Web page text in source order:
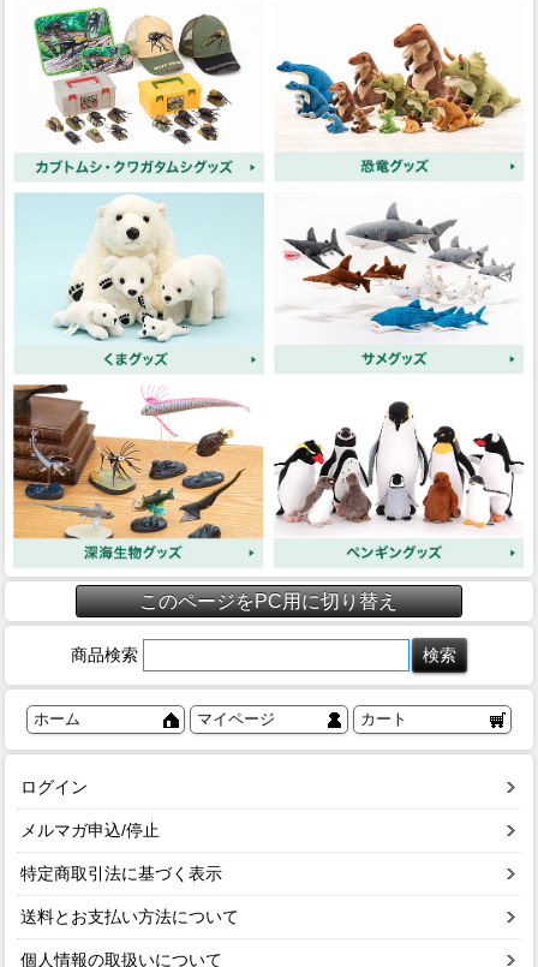
このページをPC用に切り替え
商品検索
ホーム マイページ カート
ログイン
メルマガ申込/停止
特定商取引法に基づく表示
送料とお支払い方法について
個人情報の取扱いについて